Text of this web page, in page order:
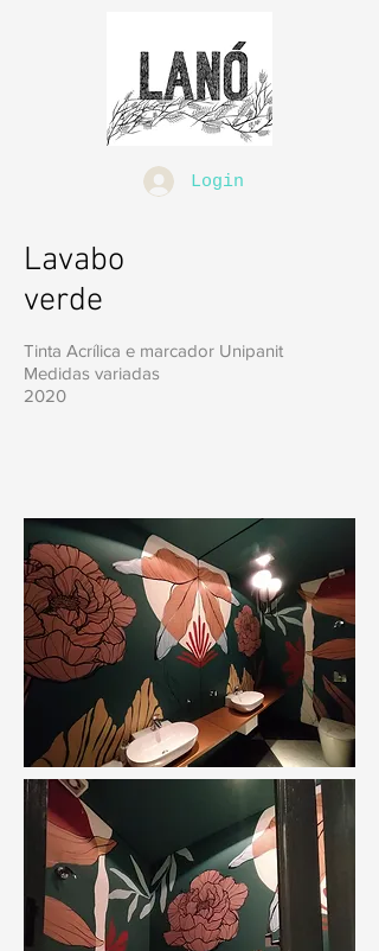
Login
Lavabo
verde
Tinta Acrílica e marcador Unipanit
Medidas variadas
2020